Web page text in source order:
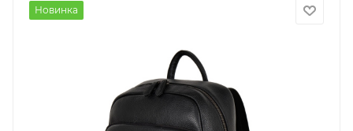
Новинка